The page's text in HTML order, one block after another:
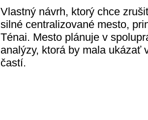
Vlastný návrh, ktorý chce
silné centralizované mesto,
Ténai. Mesto plánuje v
analýzy, ktorá by mala ukázať
častí.